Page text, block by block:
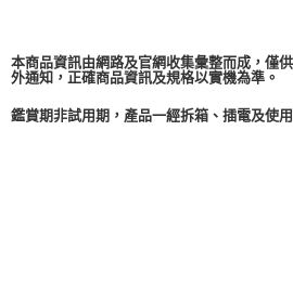
本商品資訊由網路及官網收集彙整而成，僅
外通知，正確商品資訊及規格以實機為準。
鑑賞期非試用期，產品一經拆箱、插電及使